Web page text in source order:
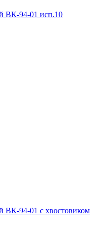
ВК-94-01 исп.10
ВК-94-01 с хвостовиком